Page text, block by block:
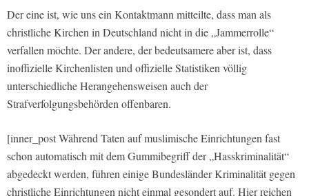
Der eine ist, wie uns ein Kontaktmann mitteilte, dass man als
christliche Kirchen in Deutschland nicht in die „Jammerrolle“
verfallen möchte. Der andere, der bedeutsamere aber ist, dass
inoffizielle Kirchenlisten und offizielle Statistiken völlig
unterschiedliche Herangehensweisen auch der
Strafverfolgungsbehörden offenbaren.
[inner_post Während Taten auf muslimische Einrichtungen fast
schon automatisch mit dem Gummibegriff der „Hasskriminalität“
abgedeckt werden, führen einige Bundesländer Kriminalität gegen
christliche Einrichtungen nicht einmal gesondert auf. Hier reichen